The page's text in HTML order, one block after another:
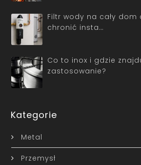
Filtr wody na cały dom
chronić insta…
Co to inox i gdzie
zastosowanie?
Kategorie
Metal
Przemysł